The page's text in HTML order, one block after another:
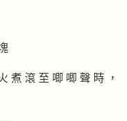
煮 滾 至 唧 唧 聲 時 ，